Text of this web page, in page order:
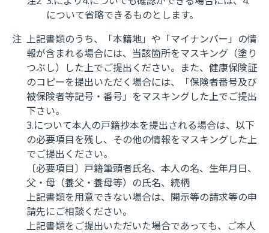
について省略できるものとします。
注 上記書類のうち、「本籍地」や「マイナンバー」の情
報が含まれる場合には、当該箇所をマスキング（塗り
つぶし）した上でご提出ください。また、健康保険証
のコピーを提出いただく場合には、「保険者番号及び
被保険者等記号・番号」をマスキングした上でご提出
下さい。
3.について本人の戸籍抄本を提出される場合は、以下
の必要項目を残し、その他の情報をマスキングした上
でご提出ください。
〔必要項目〕戸籍筆頭者氏名、本人の名、生年月日、
父・母（養父・養母等）の氏名、続柄
上記書類を用意できない場合は、開示等の請求等の申
請先にご相談ください。
上記書類をご提出いただいた場合であっても、ご本人